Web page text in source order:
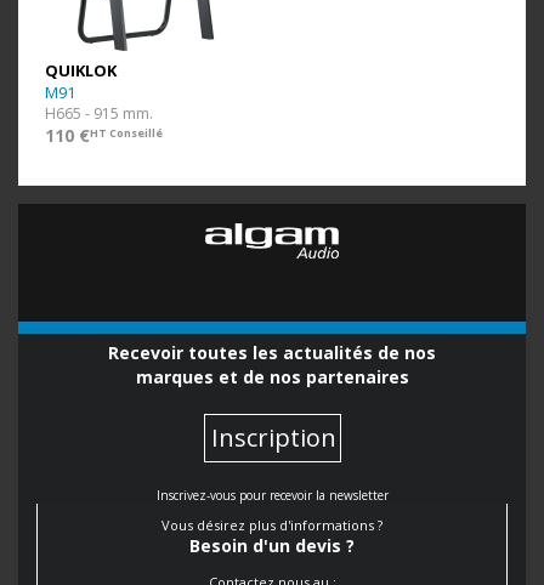
QUIKLOK
M91
H665 - 915 mm.
110 €HT Conseillé
Recevoir toutes les actualités de nos
marques et de nos partenaires
Inscription
Inscrivez-vous pour recevoir la newsletter
Vous désirez plus d'informations ?
Besoin d'un devis ?